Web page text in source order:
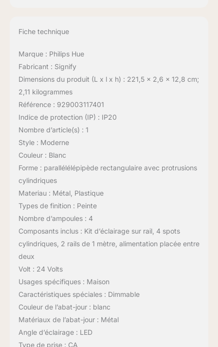
Fiche technique
Marque : Philips Hue
Fabricant : Signify
Dimensions du produit (L x l x h) : 221,5 x 2,6 x 12,8 cm;
2,11 kilogrammes
Référence : 929003117401
Indice de protection (IP) : IP20
Nombre d’article(s) : 1
Style : Moderne
Couleur : Blanc
Forme : parallélélépipède rectangulaire avec protrusions
cylindriques
Materiau : Métal, Plastique
Types de finition : Peinte
Nombre d’ampoules : 4
Composants inclus : Kit d’éclairage sur rail, 4 spots
cylindriques, 2 rails de 1 mètre, alimentation placée entre
deux
Volt : 24 Volts
Usages spécifiques : Maison
Caractéristiques spéciales : Dimmable
Couleur de l’abat-jour : blanc
Matériaux de l’abat-jour : Métal
Angle d’éclairage : LED
Type de prise : CA